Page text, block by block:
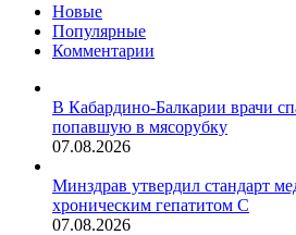
регионе
России
Новые
Популярные
Комментарии
В Кабардино-Балкарии врачи
попавшую в мясорубку
07.08.2026
Минздрав утвердил стандарт
хроническим гепатитом С
07.08.2026